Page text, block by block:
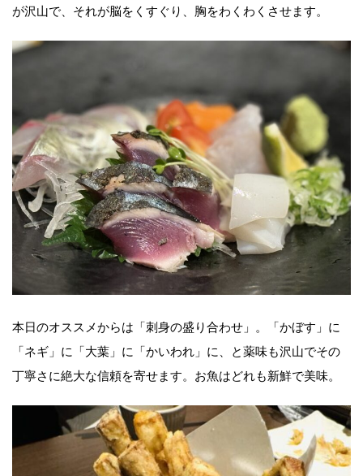
が沢山で、それが脳をくすぐり、胸をわくわくさせます。
本日のオススメからは「刺身の盛り合わせ」。「かぼす」に
「ネギ」に「大葉」に「かいわれ」に、と薬味も沢山でその
丁寧さに絶大な信頼を寄せます。お魚はどれも新鮮で美味。